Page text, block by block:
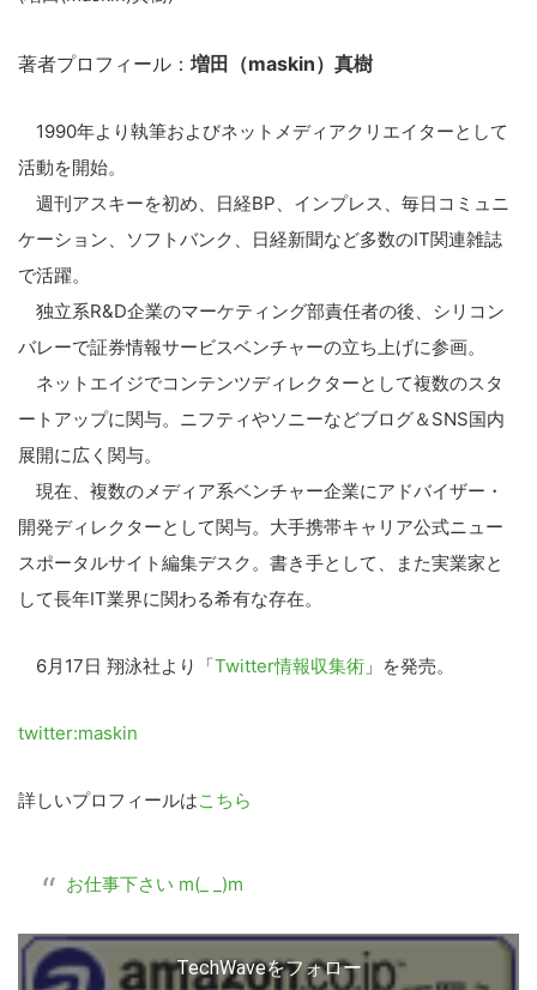
著者プロフィール： 増田（maskin）真樹
1990年より執筆およびネットメディアクリエイターとして
活動を開始。
週刊アスキーを初め、日経BP、インプレス、毎日コミュニ
ケーション、ソフトバンク、日経新聞など多数のIT関連雑誌
で活躍。
独立系R&D企業のマーケティング部責任者の後、シリコン
バレーで証券情報サービスベンチャーの立ち上げに参画。
ネットエイジでコンテンツディレクターとして複数のスタ
ートアップに関与。ニフティやソニーなどブログ＆SNS国内
展開に広く関与。
現在、複数のメディア系ベンチャー企業にアドバイザー・
開発ディレクターとして関与。大手携帯キャリア公式ニュー
スポータルサイト編集デスク。書き手として、また実業家と
して長年IT業界に関わる希有な存在。
6月17日 翔泳社より「Twitter情報収集術 」を発売。
twitter:maskin
詳しいプロフィールはこちら
お仕事下さい m(_ _)m
TechWaveをフォロー